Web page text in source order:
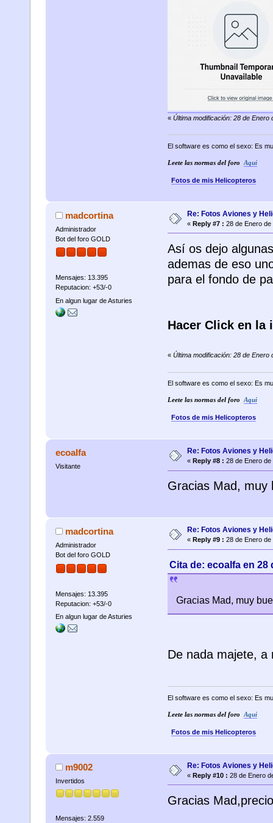
« Última modificación: 28 de Enero
El software es como el sexo: Es
Leete las normas del foro Aqui
Fotos de mis Helicopteros
madcortina
Administrador
Bot del foro GOLD
Mensajes: 13.395
Reputacion: +53/-0
En algun lugar de Asturies
Re: Fotos Aviones y
« Reply #7 : 28 de Enero de
Así os dejo
ademas de eso
para el fondo de
Hacer Click en la
« Última modificación: 28 de Enero
El software es como el sexo: Es
Leete las normas del foro Aqui
Fotos de mis Helicopteros
ecoalfa
Visitante
Re: Fotos Aviones y
« Reply #8 : 28 de Enero de
Gracias Mad, muy
madcortina
Administrador
Bot del foro GOLD
Mensajes: 13.395
Reputacion: +53/-0
En algun lugar de Asturies
Re: Fotos Aviones y
« Reply #9 : 28 de Enero de
Cita de: ecoalfa en 28
Gracias Mad, muy
De nada majete, a
El software es como el sexo: Es
Leete las normas del foro Aqui
Fotos de mis Helicopteros
m9002
Invertidos
Mensajes: 2.559
Re: Fotos Aviones y
« Reply #10 : 28 de Enero
Gracias